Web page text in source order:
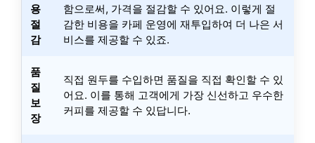
용
절
감
함으로써, 가격을 절감할 수 있어요. 이렇게 절
감한 비용을 카페 운영에 재투입하여 더 나은 서
비스를 제공할 수 있죠.
품
질
보
장
직접 원두를 수입하면 품질을 직접 확인할 수 있
어요. 이를 통해 고객에게 가장 신선하고 우수한
커피를 제공할 수 있답니다.